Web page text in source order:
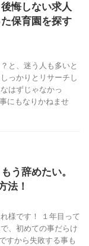
悔しない求人
保育園を探す
と、迷う人も多いと
っかりとリサーチし
はずじゃなかっ
にもなりかねませ
う辞めたい。
法！
様です！ １年目って
、初めての事だらけ
すから失敗する事も